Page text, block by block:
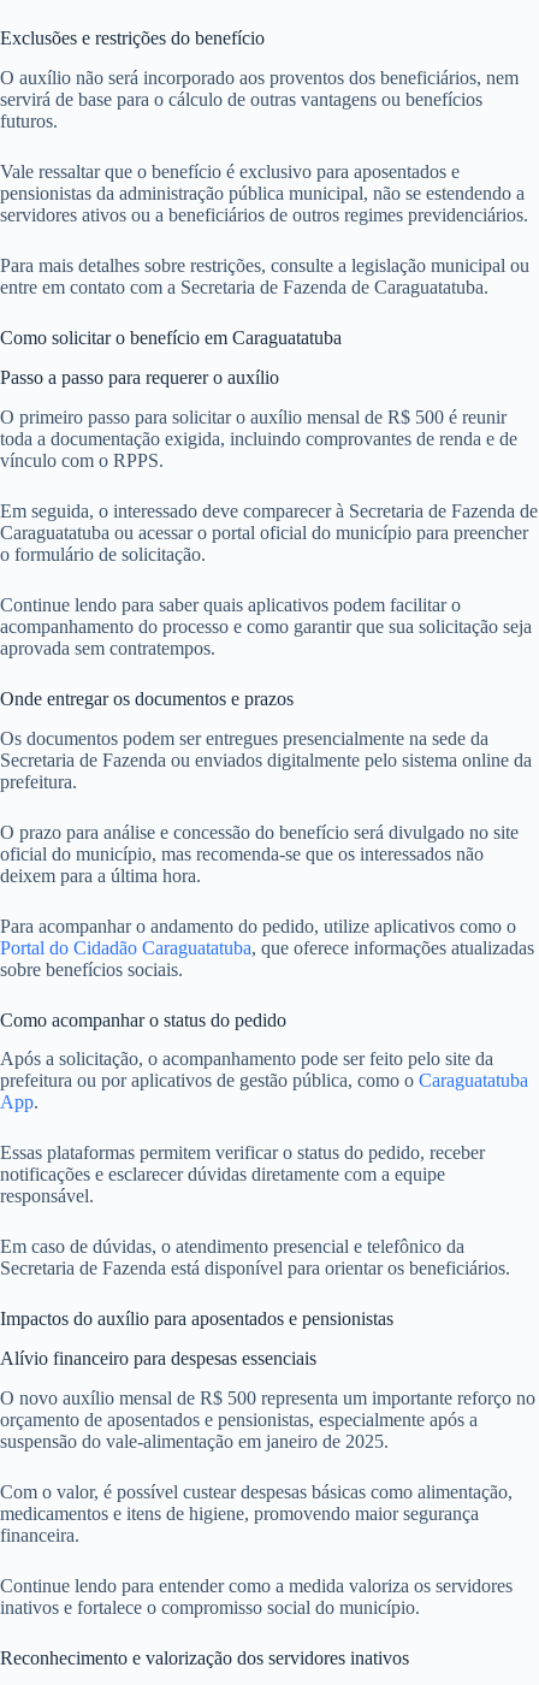
Exclusões e restrições do benefício
O auxílio não será incorporado aos proventos dos beneficiários, nem
servirá de base para o cálculo de outras vantagens ou benefícios
futuros.
Vale ressaltar que o benefício é exclusivo para aposentados e
pensionistas da administração pública municipal, não se estendendo a
servidores ativos ou a beneficiários de outros regimes previdenciários.
Para mais detalhes sobre restrições, consulte a legislação municipal ou
entre em contato com a Secretaria de Fazenda de Caraguatatuba.
Como solicitar o benefício em Caraguatatuba
Passo a passo para requerer o auxílio
O primeiro passo para solicitar o auxílio mensal de R$ 500 é reunir
toda a documentação exigida, incluindo comprovantes de renda e de
vínculo com o RPPS.
Em seguida, o interessado deve comparecer à Secretaria de Fazenda de
Caraguatatuba ou acessar o portal oficial do município para preencher
o formulário de solicitação.
Continue lendo para saber quais aplicativos podem facilitar o
acompanhamento do processo e como garantir que sua solicitação seja
aprovada sem contratempos.
Onde entregar os documentos e prazos
Os documentos podem ser entregues presencialmente na sede da
Secretaria de Fazenda ou enviados digitalmente pelo sistema online da
prefeitura.
O prazo para análise e concessão do benefício será divulgado no site
oficial do município, mas recomenda-se que os interessados não
deixem para a última hora.
Para acompanhar o andamento do pedido, utilize aplicativos como o
Portal do Cidadão Caraguatatuba, que oferece informações atualizadas
sobre benefícios sociais.
Como acompanhar o status do pedido
Após a solicitação, o acompanhamento pode ser feito pelo site da
prefeitura ou por aplicativos de gestão pública, como o Caraguatatuba
App.
Essas plataformas permitem verificar o status do pedido, receber
notificações e esclarecer dúvidas diretamente com a equipe
responsável.
Em caso de dúvidas, o atendimento presencial e telefônico da
Secretaria de Fazenda está disponível para orientar os beneficiários.
Impactos do auxílio para aposentados e pensionistas
Alívio financeiro para despesas essenciais
O novo auxílio mensal de R$ 500 representa um importante reforço no
orçamento de aposentados e pensionistas, especialmente após a
suspensão do vale-alimentação em janeiro de 2025.
Com o valor, é possível custear despesas básicas como alimentação,
medicamentos e itens de higiene, promovendo maior segurança
financeira.
Continue lendo para entender como a medida valoriza os servidores
inativos e fortalece o compromisso social do município.
Reconhecimento e valorização dos servidores inativos